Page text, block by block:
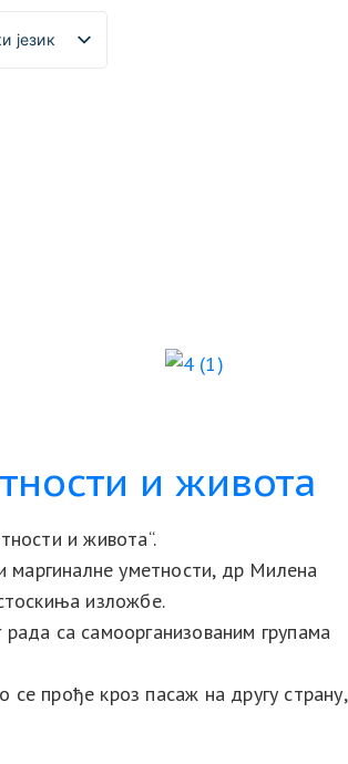
језик
и живота
и живота“.
уметности, др Милена
изложбе.
са самоорганизованим групама
се прође кроз пасаж на другу страну,